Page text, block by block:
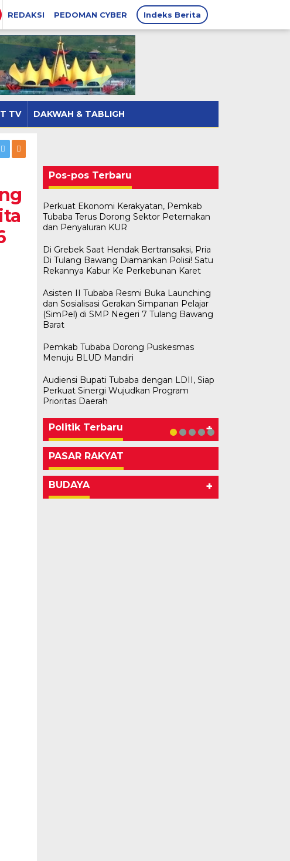
REDAKSI PEDOMAN CYBER Indeks Berita
TV DAKWAH & TABLIGH
Pos-pos Terbaru
Perkuat Ekonomi Kerakyatan, Pemkab
Tubaba Terus Dorong Sektor Peternakan
dan Penyaluran KUR
Di Grebek Saat Hendak Bertransaksi, Pria
Di Tulang Bawang Diamankan Polisi! Satu
Rekannya Kabur Ke Perkebunan Karet
Asisten II Tubaba Resmi Buka Launching
dan Sosialisasi Gerakan Simpanan Pelajar
(SimPel) di SMP Negeri 7 Tulang Bawang
Barat
Pemkab Tubaba Dorong Puskesmas
Menuju BLUD Mandiri
Audiensi Bupati Tubaba dengan LDII, Siap
Perkuat Sinergi Wujudkan Program
Prioritas Daerah
Politik Terbaru +
Bawaslu Tegaskan Sikap Siap
Bersinergi Dengan PWI Tulang
Di KABAR AKTUAL, POLITIK
Usai Musda, DPD Golkar Tulang
Di POLITIK | 11 Mei 2026
M. Aris Pratama Hanan Resmi
‘Nakhodai’ DPD II Partai Golkar
Di POLITIK | 1 Mei 2026
Herman HN Lantik Budi Yohanda
sebagai Ketua DPD Partai
Di POLITIK | 29 Januari 2026
Bupati Tubaba Hadiri Pelantikan
Pengurus DPD dan DPC Partai
Di POLITIK | 28 Januari 2026
PASAR RAKYAT
BUDAYA +